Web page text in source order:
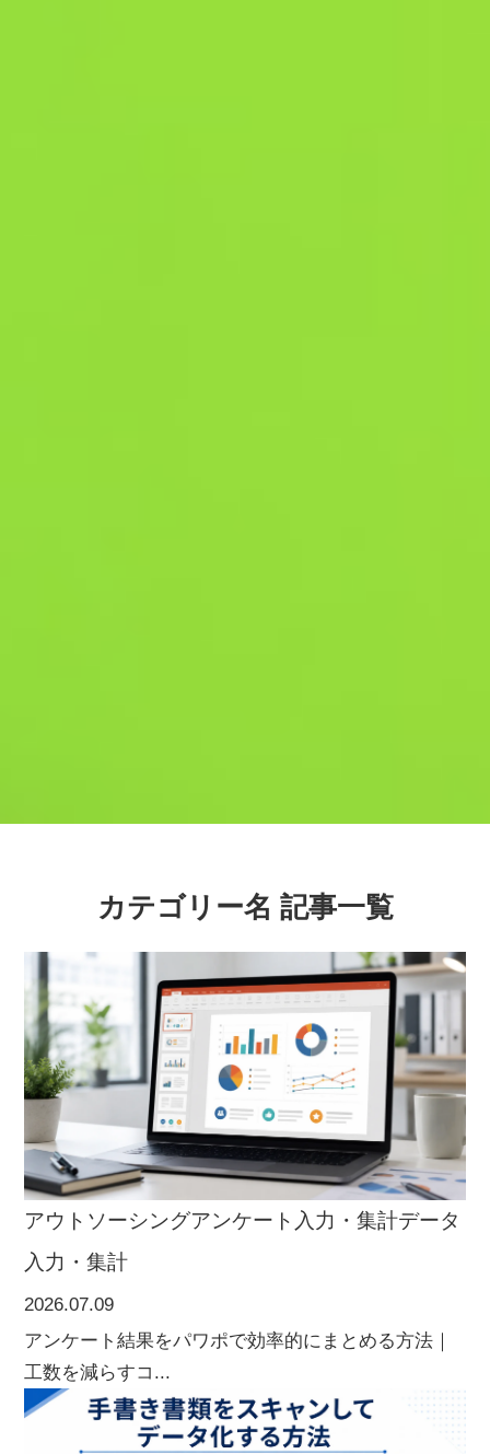
カテゴリー名 記事一覧
アウトソーシングアンケート入力・集計データ
入力・集計
2026.07.09
アンケート結果をパワポで効率的にまとめる方法｜
工数を減らすコ...